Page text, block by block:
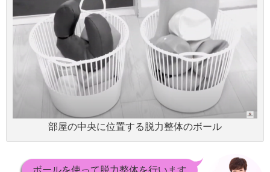
部屋の中央に位置する脱力整体のボール